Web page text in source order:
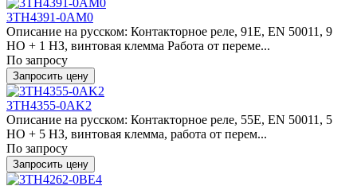
3TH4391-0AM0
Описание на русском: Контакторное реле, 91E, EN 50011, 9
НО + 1 НЗ, винтовая клемма Работа от переме...
По запросу
Запросить цену
3TH4355-0AK2
Описание на русском: Контакторное реле, 55E, EN 50011, 5
НО + 5 НЗ, винтовая клемма, работа от перем...
По запросу
Запросить цену